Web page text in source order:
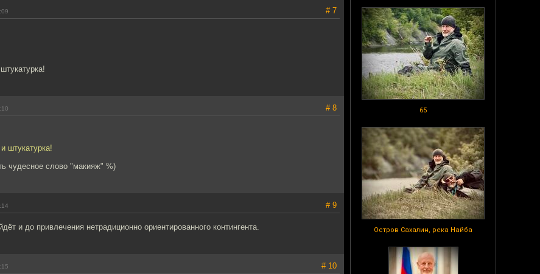
65
Остров Сахалин, река Найба
# 7
# 8
штукатурка!
чудесное слово "макияж" %)
# 9
и до привлечения нетрадиционно ориентированного контингента.
# 10